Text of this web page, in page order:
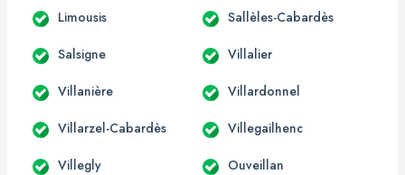
Limousis Sallèles-Cabardès
Salsigne Villalier
Villanière Villardonnel
Villarzel-Cabardès Villegailhenc
Villegly Ouveillan